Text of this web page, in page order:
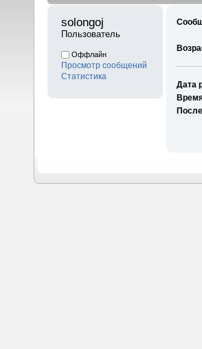
solongoj
Пользователь
Оффлайн
Просмотр сообщений
Статистика
Дата